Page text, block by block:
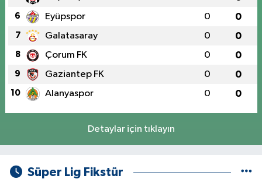
6 Eyüpspor 0 0
7 Galatasaray 0 0
8 Çorum FK 0 0
9 Gaziantep FK 0 0
10 Alanyaspor 0 0
Detaylar için tıklayın
Süper Lig Fikstür